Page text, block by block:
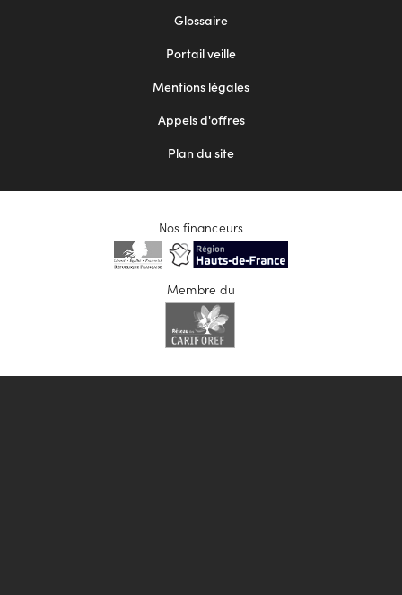
Glossaire
Portail veille
Mentions légales
Appels d'offres
Plan du site
Nos financeurs
Membre du